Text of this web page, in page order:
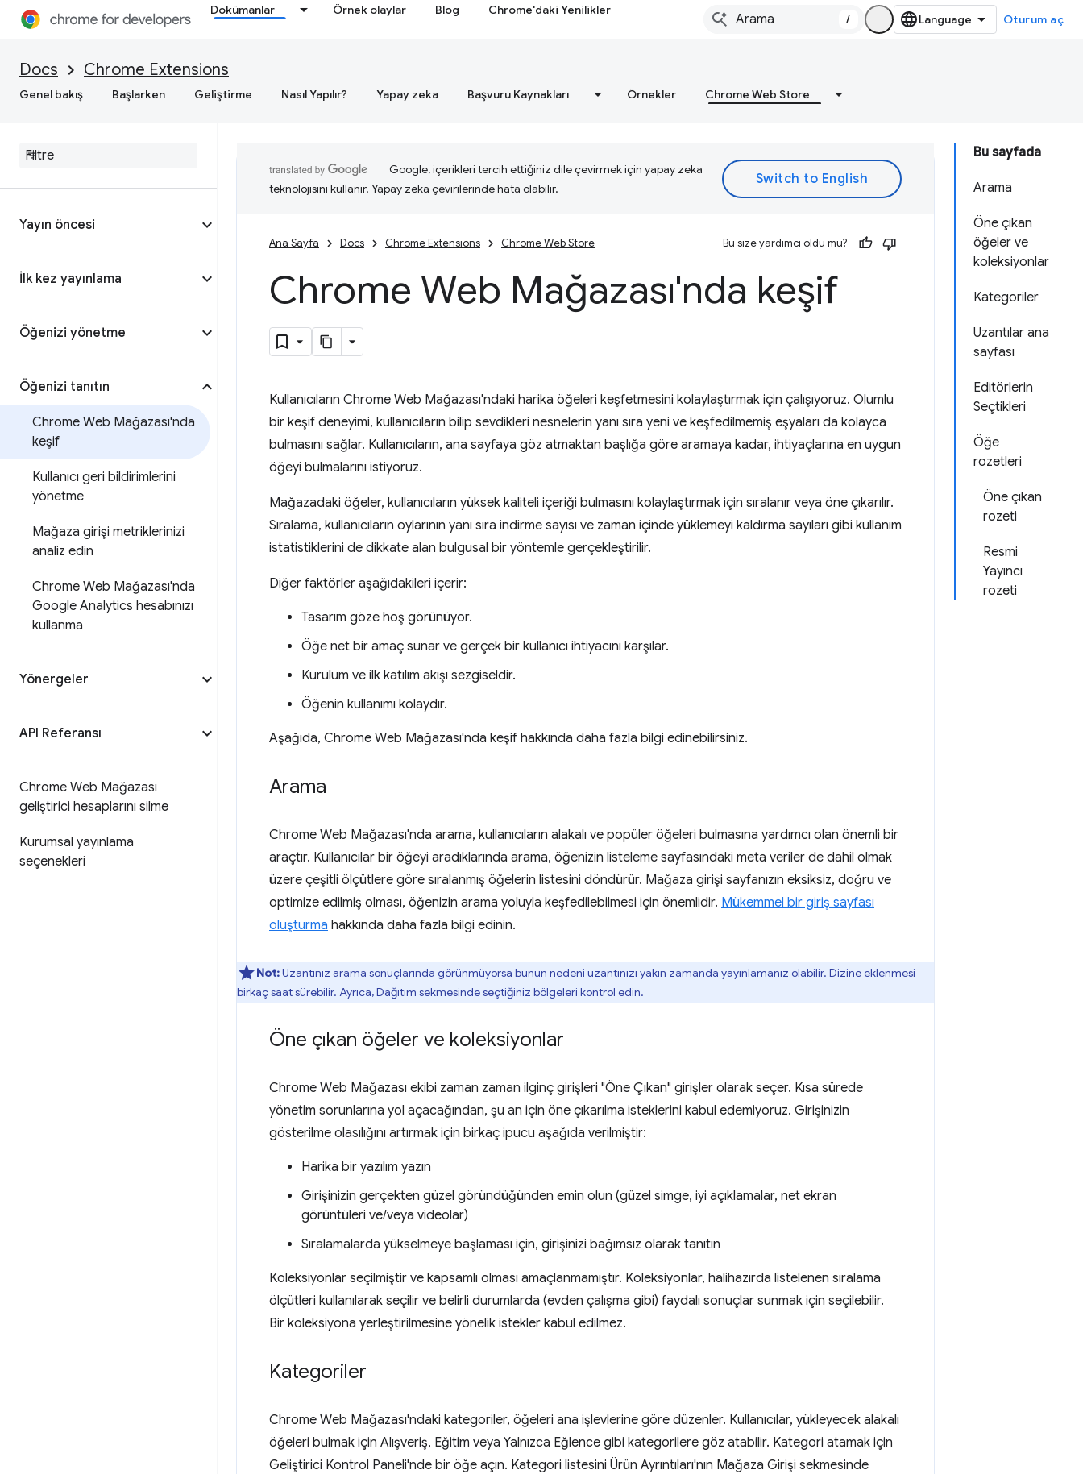
Dokümanlar Örnek olaylar Blog Chrome'daki Yenilikler
/ Oturum aç
Docs Chrome Extensions
Genel bakış Başlarken Geliştirme Nasıl Yapılır? Yapay zeka Başvuru Kaynakları Örnekler Chrome Web Store
Yayın öncesi
İlk kez yayınlama
Öğenizi yönetme
Öğenizi tanıtın
Chrome Web Mağazası'nda
keşif
Kullanıcı geri bildirimlerini
yönetme
Mağaza girişi metriklerinizi
analiz edin
Chrome Web Mağazası'nda
Google Analytics hesabınızı
kullanma
Yönergeler
API Referansı
Chrome Web Mağazası
geliştirici hesaplarını silme
Kurumsal yayınlama
seçenekleri
Bu sayfada
Arama
Öne çıkan
öğeler ve
koleksiyonlar
Kategoriler
Uzantılar ana
sayfası
Editörlerin
Seçtikleri
Öğe
rozetleri
Öne çıkan
rozeti
Resmi
Yayıncı
rozeti
Google, içerikleri tercih ettiğiniz dile çevirmek için yapay zeka
teknolojisini kullanır. Yapay zeka çevirilerinde hata olabilir.
Ana Sayfa Docs Chrome Extensions Chrome Web Store Bu size yardımcı oldu mu?
Chrome Web Mağazası'nda keşif
Kullanıcıların Chrome Web Mağazası'ndaki harika öğeleri keşfetmesini kolaylaştırmak için çalışıyoruz. Olumlu
bir keşif deneyimi, kullanıcıların bilip sevdikleri nesnelerin yanı sıra yeni ve keşfedilmemiş eşyaları da kolayca
bulmasını sağlar. Kullanıcıların, ana sayfaya göz atmaktan başlığa göre aramaya kadar, ihtiyaçlarına en uygun
öğeyi bulmalarını istiyoruz.
Mağazadaki öğeler, kullanıcıların yüksek kaliteli içeriği bulmasını kolaylaştırmak için sıralanır veya öne çıkarılır.
Sıralama, kullanıcıların oylarının yanı sıra indirme sayısı ve zaman içinde yüklemeyi kaldırma sayıları gibi kullanım
istatistiklerini de dikkate alan bulgusal bir yöntemle gerçekleştirilir.
Diğer faktörler aşağıdakileri içerir:
Tasarım göze hoş görünüyor.
Öğe net bir amaç sunar ve gerçek bir kullanıcı ihtiyacını karşılar.
Kurulum ve ilk katılım akışı sezgiseldir.
Öğenin kullanımı kolaydır.
Aşağıda, Chrome Web Mağazası'nda keşif hakkında daha fazla bilgi edinebilirsiniz.
Arama
Chrome Web Mağazası'nda arama, kullanıcıların alakalı ve popüler öğeleri bulmasına yardımcı olan önemli bir
araçtır. Kullanıcılar bir öğeyi aradıklarında arama, öğenizin listeleme sayfasındaki meta veriler de dahil olmak
üzere çeşitli ölçütlere göre sıralanmış öğelerin listesini döndürür. Mağaza girişi sayfanızın eksiksiz, doğru ve
optimize edilmiş olması, öğenizin arama yoluyla keşfedilebilmesi için önemlidir. Mükemmel bir giriş sayfası
oluşturma hakkında daha fazla bilgi edinin.
Not:Uzantınız arama sonuçlarında görünmüyorsa bunun nedeni uzantınızı yakın zamanda yayınlamanız olabilir. Dizine eklenmesi
birkaç saat sürebilir. Ayrıca, Dağıtım sekmesinde seçtiğiniz bölgeleri kontrol edin.
Öne çıkan öğeler ve koleksiyonlar
Chrome Web Mağazası ekibi zaman zaman ilginç girişleri "Öne Çıkan" girişler olarak seçer. Kısa sürede
yönetim sorunlarına yol açacağından, şu an için öne çıkarılma isteklerini kabul edemiyoruz. Girişinizin
gösterilme olasılığını artırmak için birkaç ipucu aşağıda verilmiştir:
Harika bir yazılım yazın
Girişinizin gerçekten güzel göründüğünden emin olun (güzel simge, iyi açıklamalar, net ekran
görüntüleri ve/veya videolar)
Sıralamalarda yükselmeye başlaması için, girişinizi bağımsız olarak tanıtın
Koleksiyonlar seçilmiştir ve kapsamlı olması amaçlanmamıştır. Koleksiyonlar, halihazırda listelenen sıralama
ölçütleri kullanılarak seçilir ve belirli durumlarda (evden çalışma gibi) faydalı sonuçlar sunmak için seçilebilir.
Bir koleksiyona yerleştirilmesine yönelik istekler kabul edilmez.
Kategoriler
Chrome Web Mağazası'ndaki kategoriler, öğeleri ana işlevlerine göre düzenler. Kullanıcılar, yükleyecek alakalı
öğeleri bulmak için Alışveriş, Eğitim veya Yalnızca Eğlence gibi kategorilere göz atabilir. Kategori atamak için
Geliştirici Kontrol Paneli'nde bir öğe açın. Kategori listesini Ürün Ayrıntıları'nın Mağaza Girişi sekmesinde